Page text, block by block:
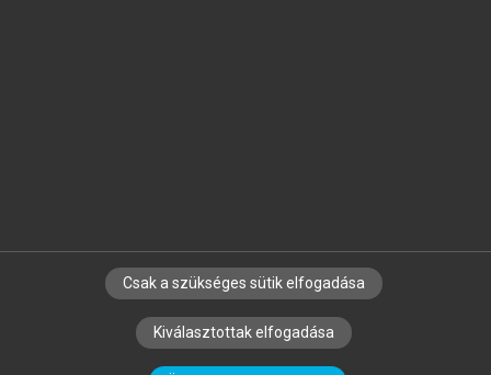
SZERZŐKNEK CÉGEKNEK KÖNYVTÁROSOKNAK
SZERKESZTÉSI ÉS LEKTORÁLÁSI ALAPELVEK
Csak a szükséges sütik elfogadása
Kiválasztottak elfogadása